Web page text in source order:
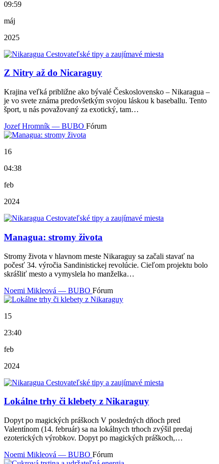
09:59
máj
2025
Z Nitry až do Nicaraguy
Krajina veľká približne ako bývalé Československo – Nikaragua –
je vo svete známa predovšetkým svojou láskou k baseballu. Tento
šport, u nás považovaný za exotický, tam…
Jozef Hromník — BUBO Fórum
16
04:38
feb
2024
Managua: stromy života
Stromy života v hlavnom meste Nikaraguy sa začali stavať na
počesť 34. výročia Sandinistickej revolúcie. Cieľom projektu bolo
skrášliť mesto a vymyslela ho manželka…
Noemi Mikleová — BUBO Fórum
15
23:40
feb
2024
Lokálne trhy či klebety z Nikaraguy
Dopyt po magických práškoch V posledných dňoch pred
Valentínom (14. február) sa na lokálnych trhoch zvýšil predaj
ezoterických výrobkov. Dopyt po magických práškoch,…
Noemi Mikleová — BUBO Fórum